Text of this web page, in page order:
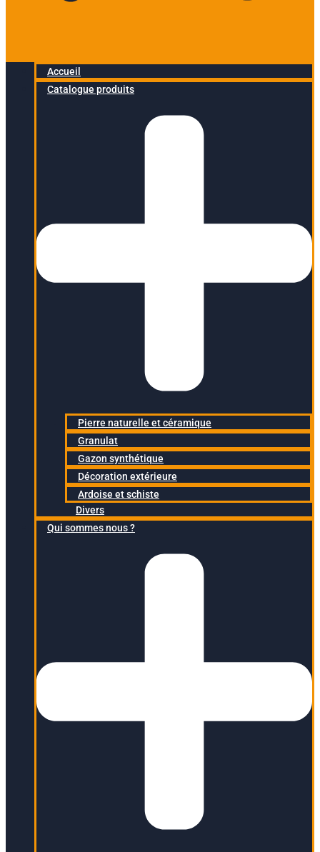
Accueil
Catalogue produits
Pierre naturelle et céramique
Granulat
Gazon synthétique
Décoration extérieure
Ardoise et schiste
Divers
Qui sommes nous ?